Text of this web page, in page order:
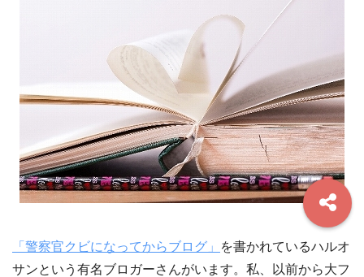
「警察官クビになってからブログ」
を書かれているハルオ
サンという有名ブロガーさんがいます。私、以前から大フ